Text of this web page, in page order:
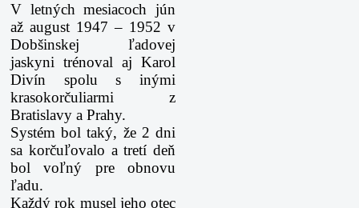
V letných mesiacoch jún
až august 1947 – 1952 v
Dobšinskej ľadovej
jaskyni trénoval aj Karol
Divín spolu s inými
krasokorčuliarmi z
Bratislavy a Prahy.
Systém bol taký, že 2 dni
sa korčuľovalo a tretí deň
bol voľný pre obnovu
ľadu.
Každý rok musel jeho otec